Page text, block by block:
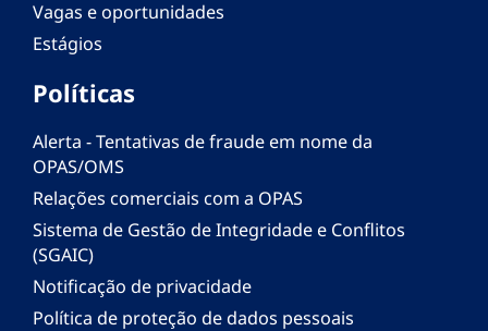
Vagas e oportunidades
Estágios
Políticas
Alerta - Tentativas de fraude em nome da
OPAS/OMS
Relações comerciais com a OPAS
Sistema de Gestão de Integridade e Conflitos
(SGAIC)
Notificação de privacidade
Política de proteção de dados pessoais